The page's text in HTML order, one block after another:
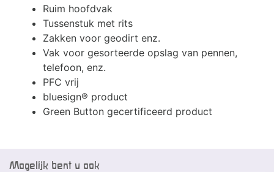
Ruim hoofdvak
Tussenstuk met rits
Zakken voor geodirt enz.
Vak voor gesorteerde opslag van pennen,
telefoon, enz.
PFC vrij
bluesign® product
Green Button gecertificeerd product
Mogelijk bent u ook